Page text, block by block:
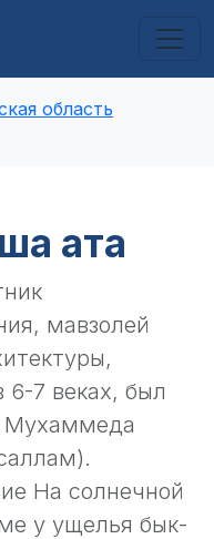
область
ата
мавзолей
7 веках, был
Мухаммеда
На солнечной
у ущелья бык-